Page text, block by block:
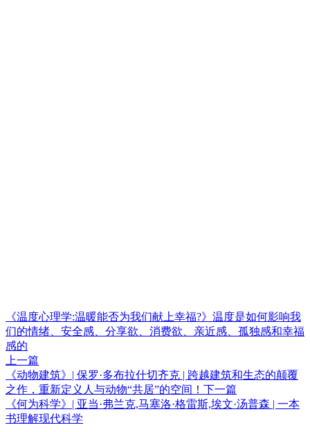
《温度心理学:温暖能否为我们献上幸福?》温度是如何影响我
们的情绪、安全感、分享欲、消费欲、亲近感、孤独感和幸福
感的
上一篇
《动物建筑》| 保罗·多布拉什切齐克 | 跨越建筑和生态的颠覆
之作，重新定义人与动物“共居”的空间！ 下一篇
《何为科学》| 亚当·弗兰克,马塞洛·格雷斯,埃文·汤普森 | 一本
书理解现代科学